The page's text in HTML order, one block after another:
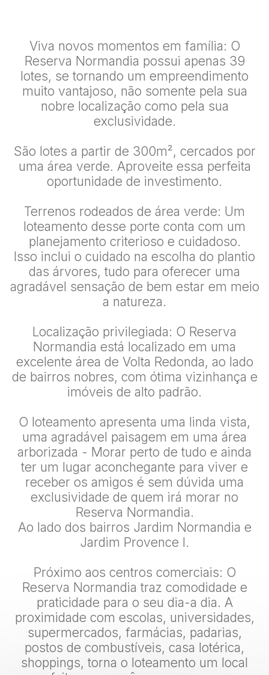
Viva novos momentos em família: O
Reserva Normandia possui apenas 39
lotes, se tornando um empreendimento
muito vantajoso, não somente pela sua
nobre localização como pela sua
exclusividade.
São lotes a partir de 300m², cercados por
uma área verde. Aproveite essa perfeita
oportunidade de investimento.
Terrenos rodeados de área verde: Um
loteamento desse porte conta com um
planejamento criterioso e cuidadoso.
Isso inclui o cuidado na escolha do plantio
das árvores, tudo para oferecer uma
agradável sensação de bem estar em meio
a natureza.
Localização privilegiada: O Reserva
Normandia está localizado em uma
excelente área de Volta Redonda, ao lado
de bairros nobres, com ótima vizinhança e
imóveis de alto padrão.
O loteamento apresenta uma linda vista,
uma agradável paisagem em uma área
arborizada - Morar perto de tudo e ainda
ter um lugar aconchegante para viver e
receber os amigos é sem dúvida uma
exclusividade de quem irá morar no
Reserva Normandia.
Ao lado dos bairros Jardim Normandia e
Jardim Provence I.
Próximo aos centros comerciais: O
Reserva Normandia traz comodidade e
praticidade para o seu dia-a dia. A
proximidade com escolas, universidades,
supermercados, farmácias, padarias,
postos de combustíveis, casa lotérica,
shoppings, torna o loteamento um local